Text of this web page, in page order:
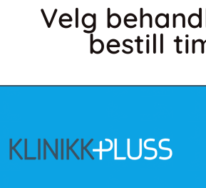
Velg
bestill